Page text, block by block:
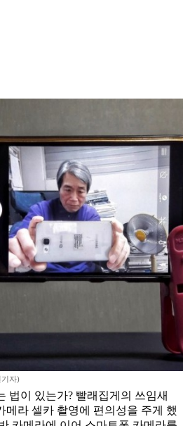
자)
법이 있는가? 빨래집게의 쓰임새
메라 셀카 촬영에 편의성을 주게 했